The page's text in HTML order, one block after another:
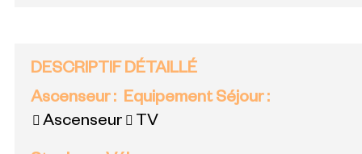
DESCRIPTIF DÉTAILLÉ
Ascenseur:
Ascenseur
Equipement Séjour:
TV